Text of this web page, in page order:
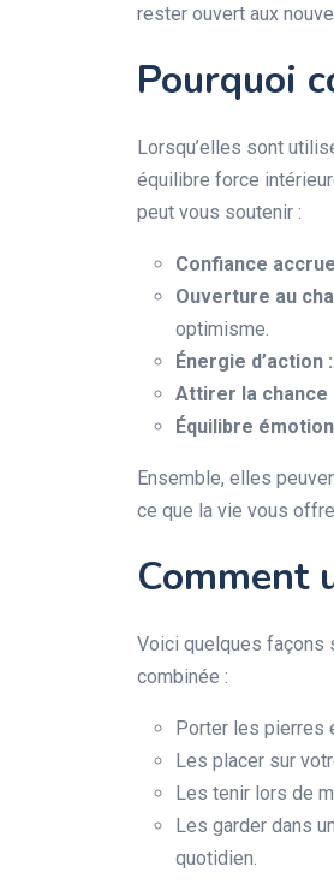
rester ouvert aux
Pourquoi
Lorsqu’elles sont
équilibre force
peut vous soutenir :
Confiance
Ouverture au
optimisme.
Énergie d’action :
Attirer la chance
Équilibre
Ensemble, elles
ce que la vie vous offre.
Comment
Voici quelques façons
combinée :
Porter les pierres
Les placer sur
Les tenir lors de
Les garder dans
quotidien.